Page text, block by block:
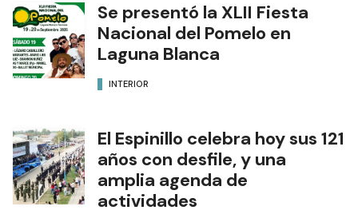
Se presentó la XLII Fiesta
Nacional del Pomelo en
Laguna Blanca
INTERIOR
El Espinillo celebra hoy sus 121
años con desfile, y una
amplia agenda de
actividades